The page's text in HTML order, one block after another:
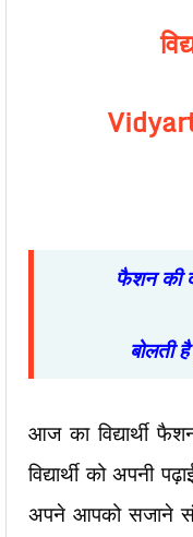
फैशन की
बोलती है
आज का विद्यार्थी
विद्यार्थी को अपनी
अपने आपको सजाने